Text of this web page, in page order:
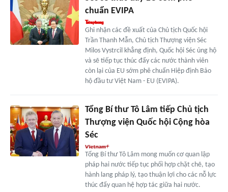
chuẩn EVIPA
Ghi nhận các đề xuất của Chủ tịch Quốc hội
Trần Thanh Mẫn, Chủ tịch Thượng viện Séc
Milos Vystrcil khẳng định, Quốc hội Séc ủng hộ
và sẽ tiếp tục thúc đẩy các nước thành viên
còn lại của EU sớm phê chuẩn Hiệp định Bảo
hộ đầu tư Việt Nam - EU (EVIPA).
Tổng Bí thư Tô Lâm tiếp Chủ tịch
Thượng viện Quốc hội Cộng hòa
Séc
Tổng Bí thư Tô Lâm mong muốn cơ quan lập
pháp hai nước tiếp tục phối hợp chặt chẽ, tạo
hành lang pháp lý, tạo thuận lợi cho các nỗ lực
thúc đẩy quan hệ hợp tác giữa hai nước.